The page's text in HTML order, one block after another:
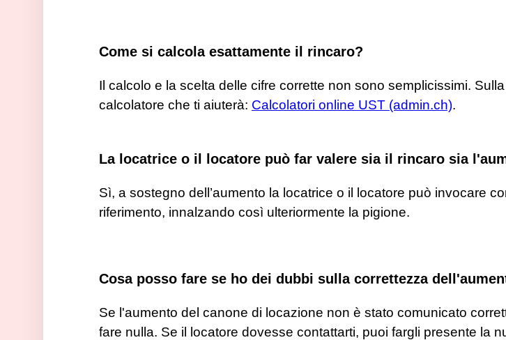
Come si calcola esattamente il rincaro?
Il calcolo e la scelta delle cifre corrette non sono semplicissimi.
calcolatore che ti aiuterà: Calcolatori online UST (admin.ch).
La locatrice o il locatore può far valere sia il rincaro sia
Sì, a sostegno dell’aumento la locatrice o il locatore può invocare
riferimento, innalzando così ulteriormente la pigione.
Cosa posso fare se ho dei dubbi sulla correttezza
Se l'aumento del canone di locazione non è stato comunicato
fare nulla. Se il locatore dovesse contattarti, puoi fargli presente la